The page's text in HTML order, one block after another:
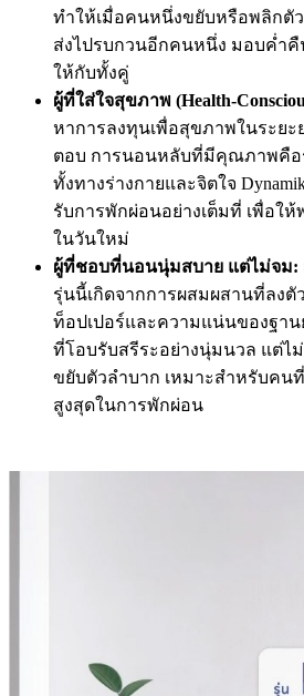
ทำให้เมื่อคนหนึ่งขยับหรือพลิกตั
ส่งไปรบกวนอีกคนหนึ่ง มอบค่ำคื
ให้กับทั้งคู่
ผู้ที่ใส่ใจสุขภาพ (Health-
หาการลงทุนเพื่อสุขภาพในระย
ตอบ การนอนหลับที่มีคุณภาพคื
ทั้งทางร่างกายและจิตใจ
รับการพักผ่อนอย่างเต็มที่ เพื่อใ
ในวันใหม่
ผู้ที่ชอบที่นอนนุ่มสบาย แต่ไม่จม:
รุ่นนี้เกิดจากการผสมผสานที่ลง
ท็อปเปอร์และความแน่นของฐา
ที่โอบรับสรีระอย่างนุ่มนวล แต่ไ
ขยับตัวลำบาก เหมาะสำหรับคน
สูงสุดในการพักผ่อน